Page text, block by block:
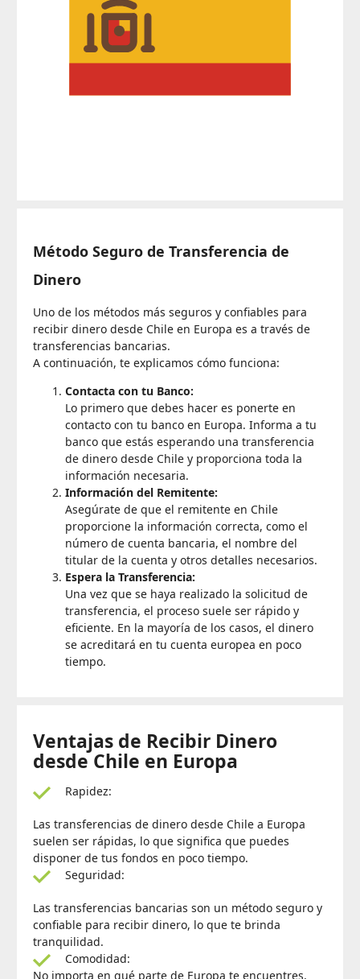
Método Seguro de Transferencia de
Dinero
Uno de los métodos más seguros y confiables para
recibir dinero desde Chile en Europa es a través de
transferencias bancarias.
A continuación, te explicamos cómo funciona:
Contacta con tu Banco:
Lo primero que debes hacer es ponerte en
contacto con tu banco en Europa. Informa a tu
banco que estás esperando una transferencia
de dinero desde Chile y proporciona toda la
información necesaria.
Información del Remitente:
Asegúrate de que el remitente en Chile
proporcione la información correcta, como el
número de cuenta bancaria, el nombre del
titular de la cuenta y otros detalles necesarios.
Espera la Transferencia:
Una vez que se haya realizado la solicitud de
transferencia, el proceso suele ser rápido y
eficiente. En la mayoría de los casos, el dinero
se acreditará en tu cuenta europea en poco
tiempo.
Ventajas de Recibir Dinero
desde Chile en Europa
Rapidez:
Las transferencias de dinero desde Chile a Europa
suelen ser rápidas, lo que significa que puedes
disponer de tus fondos en poco tiempo.
Seguridad:
Las transferencias bancarias son un método seguro y
confiable para recibir dinero, lo que te brinda
tranquilidad.
Comodidad:
No importa en qué parte de Europa te encuentres,